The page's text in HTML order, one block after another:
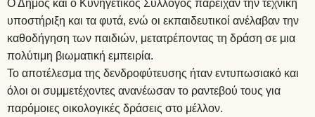
υποστήριξη και τα φυτά, ενώ οι εκπαιδευτικοί ανέλαβαν την
καθοδήγηση των παιδιών, μετατρέποντας τη δράση σε μια
πολύτιμη βιωματική εμπειρία.
Το αποτέλεσμα της δενδροφύτευσης ήταν εντυπωσιακό και
όλοι οι συμμετέχοντες ανανέωσαν το ραντεβού τους για
παρόμοιες οικολογικές δράσεις στο μέλλον.